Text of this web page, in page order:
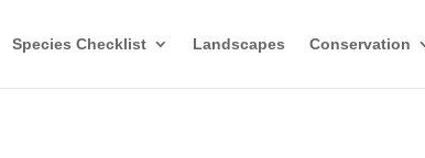
Species Checklist Landscapes Conservation